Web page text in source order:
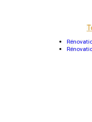
Toulouse